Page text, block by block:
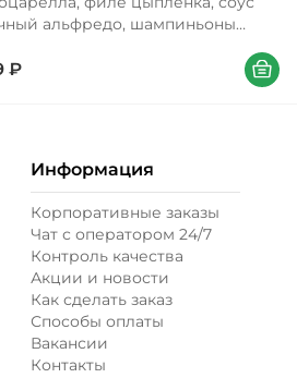
альфредо, шампиньоны
₽ В
Информация
Корпоративные заказы
Чат с оператором 24/7
Контроль качества
Акции и новости
Как сделать заказ
Способы оплаты
Вакансии
Контакты